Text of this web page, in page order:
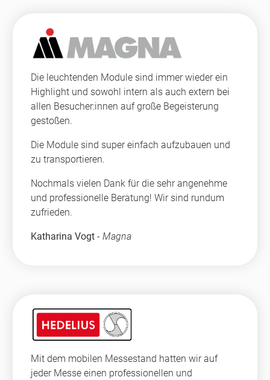
Die leuchtenden Module sind immer wieder ein
Highlight und sowohl intern als auch extern bei
allen Besucher:innen auf große Begeisterung
gestoßen.
Die Module sind super einfach aufzubauen und
zu transportieren.
Nochmals vielen Dank für die sehr angenehme
und professionelle Beratung! Wir sind rundum
zufrieden.
Katharina Vogt - Magna
Mit dem mobilen Messestand hatten wir auf
jeder Messe einen professionellen und